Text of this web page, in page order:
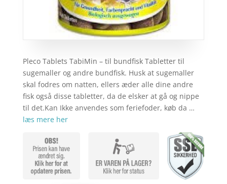
Pleco Tablets TabiMin – til bundfisk Tabletter til
sugemaller og andre bundfisk. Husk at sugemaller
skal fodres om natten, ellers æder alle dine andre
fisk også disse tabletter, da de elsker at gå og nippe
til det.Kan Ikke anvendes som feriefoder, køb da …
læs mere her